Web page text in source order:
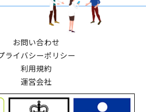
お問い合わせ
ライバシーポリシー
利用規約
運営会社